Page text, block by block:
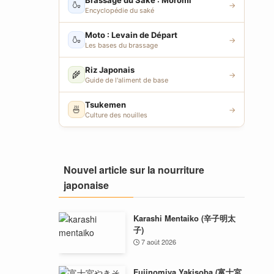
🍶
Encyclopédie du saké
→
🍶 Moto : Levain de Départ
Les bases du brassage
→
🌾 Riz Japonais
Guide de l'aliment de base
→
🍜 Tsukemen
Culture des nouilles
→
Nouvel article sur la nourriture
japonaise
Karashi Mentaiko (辛子明太
子)
7 août 2026